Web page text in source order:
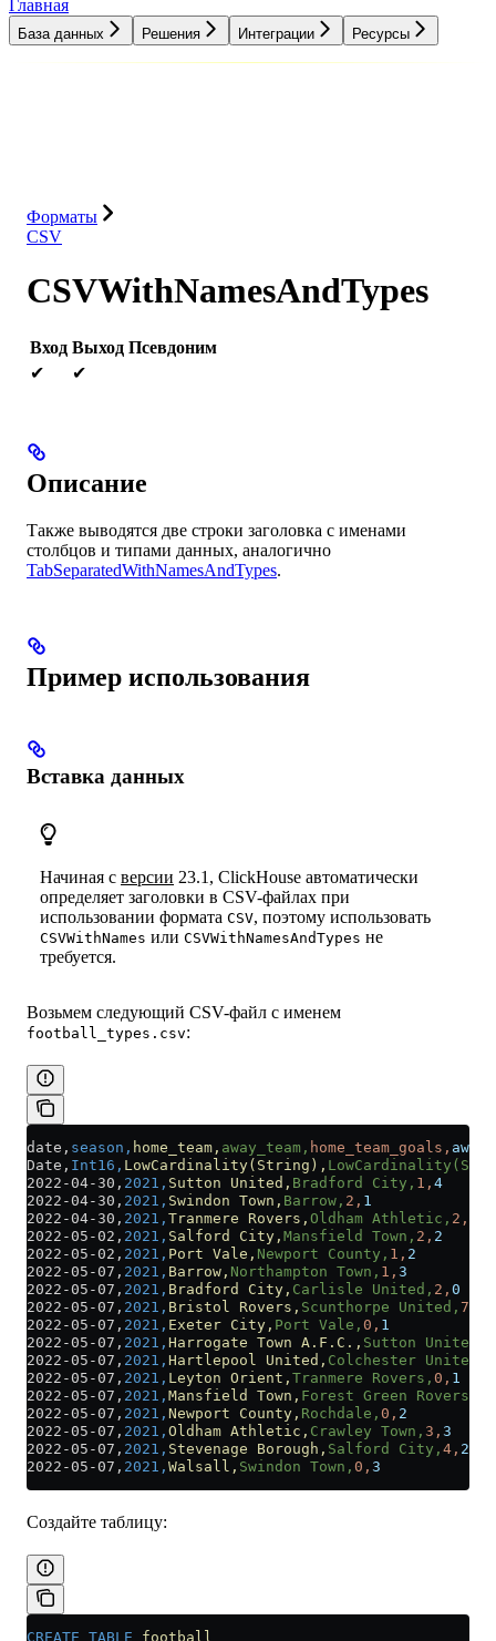
Главная
База данных Решения Интеграции Ресурсы
Форматы
CSV
CSVWithNamesAndTypes
Вход Выход Псевдоним
✔
✔
Описание
Также выводятся две строки заголовка с именами
столбцов и типами данных, аналогично
TabSeparatedWithNamesAndTypes.
Пример использования
Вставка данных
Начиная с версии 23.1, ClickHouse автоматически
определяет заголовки в CSV-файлах при
использовании формата CSV, поэтому использовать
CSVWithNames или CSVWithNamesAndTypes не
требуется.
Возьмем следующий CSV-файл с именем
football_types.csv:
date, season, home_team, away_team, home_team_goals,
Date, Int16, LowCardinality(String),
2022-04-30, 2021, Sutton United, Bradford City, 1, 4
2022-04-30, 2021, Swindon Town, Barrow, 2, 1
2022-04-30, 2021, Tranmere Rovers, Oldham Athletic, 2,
2022-05-02, 2021, Salford City, Mansfield Town, 2, 2
2022-05-02, 2021, Port Vale, Newport County, 1, 2
2022-05-07, 2021, Barrow, Northampton Town, 1, 3
2022-05-07, 2021, Bradford City, Carlisle United, 2, 0
2022-05-07, 2021, Bristol Rovers, Scunthorpe United, 7,
2022-05-07, 2021, Exeter City, Port Vale, 0, 1
2022-05-07, 2021, Harrogate Town A.F.C., Sutton United,
2022-05-07, 2021, Hartlepool United, Colchester United,
2022-05-07, 2021, Leyton Orient, Tranmere Rovers, 0, 1
2022-05-07, 2021, Mansfield Town, Forest Green Rovers,
2022-05-07, 2021, Newport County, Rochdale, 0, 2
2022-05-07, 2021, Oldham Athletic, Crawley Town, 3, 3
2022-05-07, 2021, Stevenage Borough, Salford City, 4, 2
2022-05-07, 2021, Walsall, Swindon Town, 0, 3
Создайте таблицу:
CREATE TABLE football